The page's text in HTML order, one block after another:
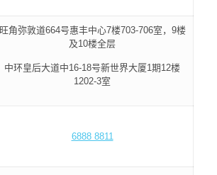
旺角弥敦道664号惠丰中心7楼703-706室，9楼
及10楼全层
中环皇后大道中16-18号新世界大厦1期12楼
1202-3室
6888 8811